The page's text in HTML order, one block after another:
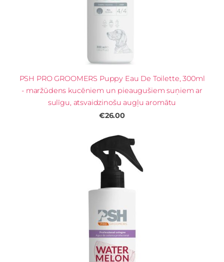
PSH PRO GROOMERS Puppy Eau De Toilette, 300ml
- maržūdens kucēniem un pieaugušiem suņiem ar
sulīgu, atsvaidzinošu augļu aromātu
€26.00